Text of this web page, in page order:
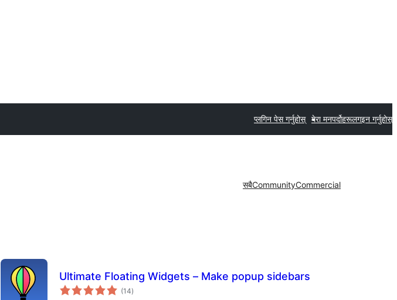
प्लगिन पेस गर्नुहोस् मेरा मनपर्दोहरूलगइन गर्नुहोस्
सबैCommunityCommercial
Ultimate Floating Widgets – Make popup sidebars
(14कुल
रेटिङ्गहरू
)